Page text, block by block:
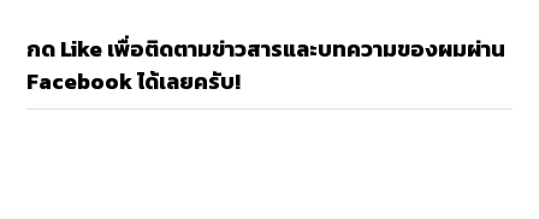
กด Like เพื่อติดตามข่าวสารและบทความของผมผ่าน
Facebook ได้เลยครับ!